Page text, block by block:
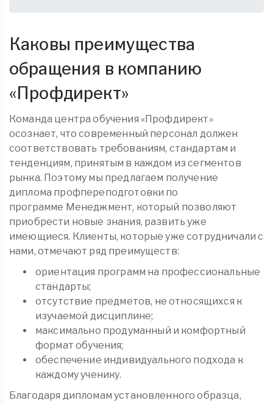
Каковы преимущества
обращения в компанию
«Профдирект»
Команда центра обучения «Профдирект»
осознает, что современный персонал должен
соответствовать требованиям, стандартам и
тенденциям, принятым в каждом из сегментов
рынка. Поэтому мы предлагаем получение
диплома профпереподготовки по
программе Менеджмент, который позволяют
приобрести новые знания, развить уже
имеющиеся. Клиенты, которые уже сотрудничали с
нами, отмечают ряд преимуществ:
ориентация программ на профессиональные
стандарты;
отсутствие предметов, не относящихся к
изучаемой дисциплине;
максимально продуманный и комфортный
формат обучения;
обеспечение индивидуального подхода к
каждому ученику.
Благодаря дипломам установленного образца,